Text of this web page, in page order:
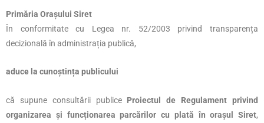
Primăria Orașului Siret
În conformitate cu Legea nr. 52/2003 privind transparența
decizională în administrația publică,
aduce la cunoștința publicului
că supune consultării publice Proiectul de Regulament privind
organizarea și funcționarea parcărilor cu plată în orașul Siret,